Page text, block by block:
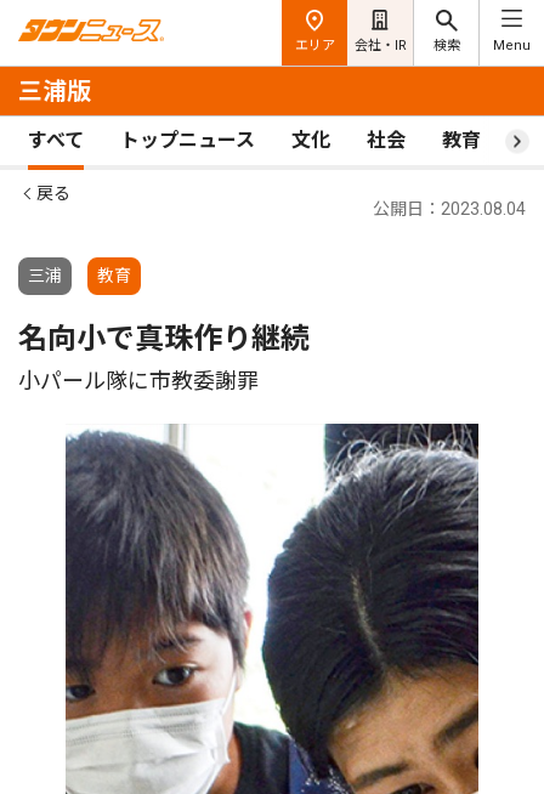
エリア 会社・IR 検索 Menu
三浦版
すべて トップニュース 文化 社会 教育 ス
戻る
三浦 教育
公開日：2023.08.04
名向小で真珠作り継続
小パール隊に市教委謝罪